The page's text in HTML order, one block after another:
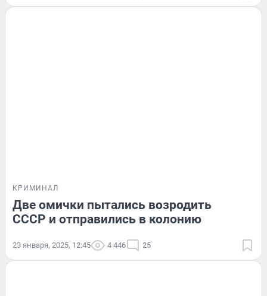
КРИМИНАЛ
Две омички пытались возродить
СССР и отправились в колонию
23 января, 2025, 12:45 4 446 25